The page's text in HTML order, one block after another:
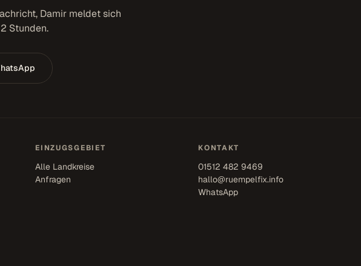
Damir meldet sich
Stunden.
EINZUGSGEBIET
Alle Landkreise
Anfragen
KONTAKT
01512 482 9469
hallo@ruempelfix.info
WhatsApp